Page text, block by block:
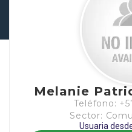
Melanie
Teléfono:
Sector:
Usuaria